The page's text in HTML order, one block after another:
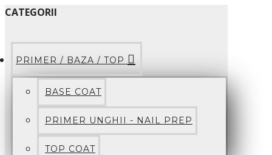
CATEGORII
PRIMER / BAZA / TOP
BASE COAT
PRIMER UNGHII - NAIL PREP
TOP COAT